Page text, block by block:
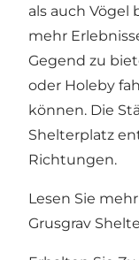
als auch Vögel
mehr
Gegend zu
oder Holeby
können. Die
Shelterplatz
Richtungen.
Lesen Sie
Grusgrav